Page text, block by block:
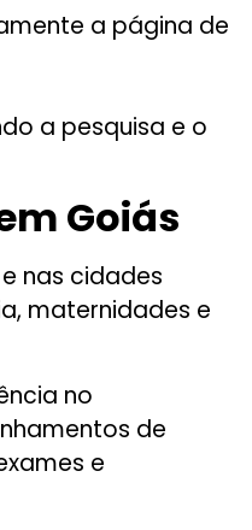
a página de
a pesquisa e o
Goiás
nas cidades
maternidades e
no
de
e